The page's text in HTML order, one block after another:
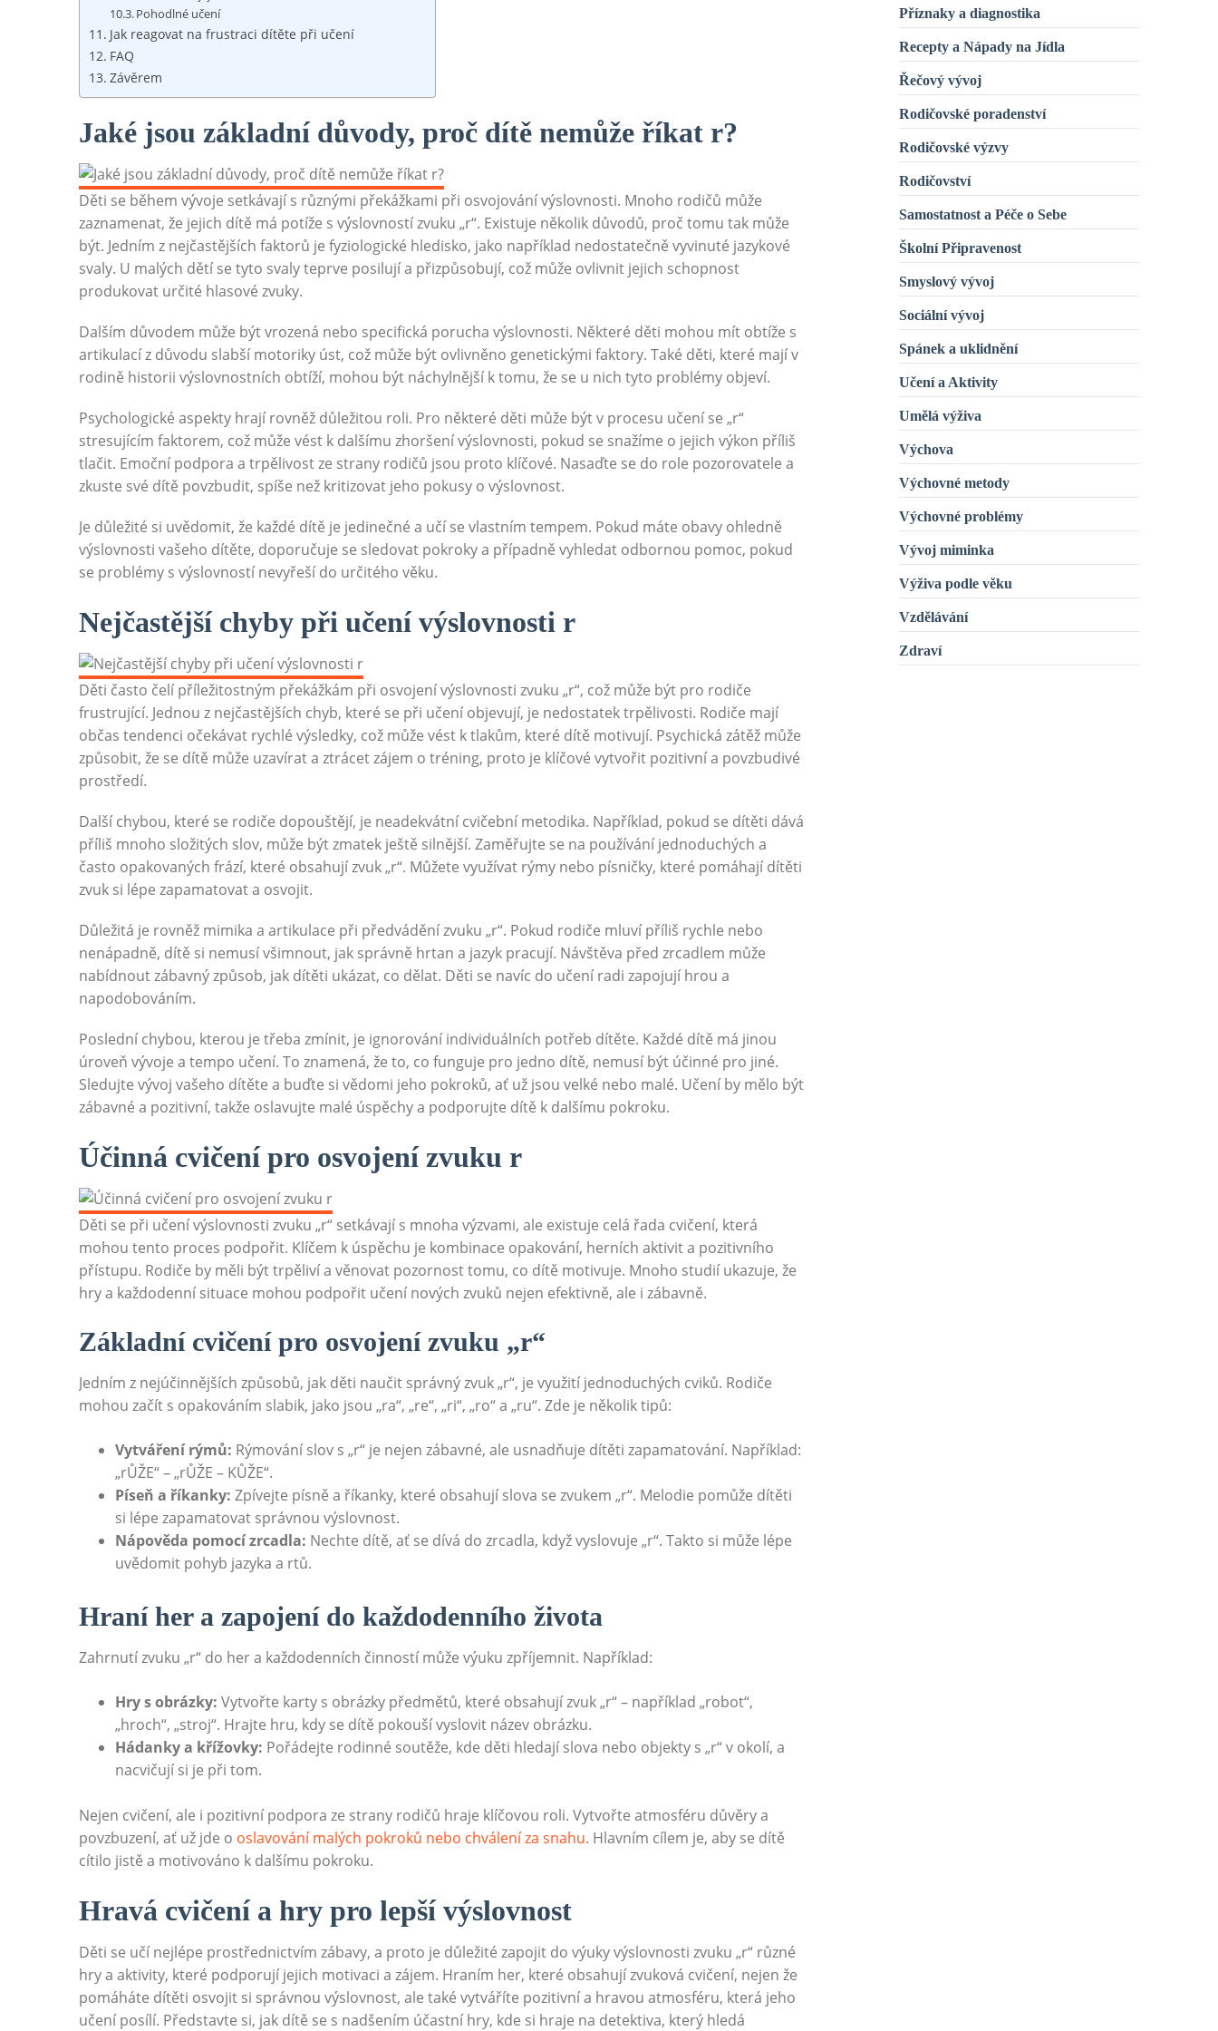
Pohodlné učení
Jak reagovat na frustraci dítěte při učení
FAQ
Závěrem
Jaké jsou základní důvody, proč dítě nemůže říkat r?
Děti se během vývoje setkávají s různými překážkami při osvojování výslovnosti. Mnoho rodičů může
zaznamenat, že jejich dítě má potíže s výslovností zvuku „r“. Existuje několik důvodů, proč tomu tak může
být. Jedním z nejčastějších faktorů je fyziologické hledisko, jako například nedostatečně vyvinuté jazykové
svaly. U malých dětí se tyto svaly teprve posilují a přizpůsobují, což může ovlivnit jejich schopnost
produkovat určité hlasové zvuky.
Dalším důvodem může být vrozená nebo specifická porucha výslovnosti. Některé děti mohou mít obtíže s
artikulací z důvodu slabší motoriky úst, což může být ovlivněno genetickými faktory. Také děti, které mají v
rodině historii výslovnostních obtíží, mohou být náchylnější k tomu, že se u nich tyto problémy objeví.
Psychologické aspekty hrají rovněž důležitou roli. Pro některé děti může být v procesu učení se „r“
stresujícím faktorem, což může vést k dalšímu zhoršení výslovnosti, pokud se snažíme o jejich výkon příliš
tlačit. Emoční podpora a trpělivost ze strany rodičů jsou proto klíčové. Nasaďte se do role pozorovatele a
zkuste své dítě povzbudit, spíše než kritizovat jeho pokusy o výslovnost.
Je důležité si uvědomit, že každé dítě je jedinečné a učí se vlastním tempem. Pokud máte obavy ohledně
výslovnosti vašeho dítěte, doporučuje se sledovat pokroky a případně vyhledat odbornou pomoc, pokud
se problémy s výslovností nevyřeší do určitého věku.
Nejčastější chyby při učení výslovnosti r
Děti často čelí příležitostným překážkám při osvojení výslovnosti zvuku „r“, což může být pro rodiče
frustrující. Jednou z nejčastějších chyb, které se při učení objevují, je nedostatek trpělivosti. Rodiče mají
občas tendenci očekávat rychlé výsledky, což může vést k tlakům, které dítě motivují. Psychická zátěž může
způsobit, že se dítě může uzavírat a ztrácet zájem o tréning, proto je klíčové vytvořit pozitivní a povzbudivé
prostředí.
Další chybou, které se rodiče dopouštějí, je neadekvátní cvičební metodika. Například, pokud se dítěti dává
příliš mnoho složitých slov, může být zmatek ještě silnější. Zaměřujte se na používání jednoduchých a
často opakovaných frází, které obsahují zvuk „r“. Můžete využívat rýmy nebo písničky, které pomáhají dítěti
zvuk si lépe zapamatovat a osvojit.
Důležitá je rovněž mimika a artikulace při předvádění zvuku „r“. Pokud rodiče mluví příliš rychle nebo
nenápadně, dítě si nemusí všimnout, jak správně hrtan a jazyk pracují. Návštěva před zrcadlem může
nabídnout zábavný způsob, jak dítěti ukázat, co dělat. Děti se navíc do učení radi zapojují hrou a
napodobováním.
Poslední chybou, kterou je třeba zmínit, je ignorování individuálních potřeb dítěte. Každé dítě má jinou
úroveň vývoje a tempo učení. To znamená, že to, co funguje pro jedno dítě, nemusí být účinné pro jiné.
Sledujte vývoj vašeho dítěte a buďte si vědomi jeho pokroků, ať už jsou velké nebo malé. Učení by mělo být
zábavné a pozitivní, takže oslavujte malé úspěchy a podporujte dítě k dalšímu pokroku.
Účinná cvičení pro osvojení zvuku r
Děti se při učení výslovnosti zvuku „r“ setkávají s mnoha výzvami, ale existuje celá řada cvičení, která
mohou tento proces podpořit. Klíčem k úspěchu je kombinace opakování, herních aktivit a pozitivního
přístupu. Rodiče by měli být trpěliví a věnovat pozornost tomu, co dítě motivuje. Mnoho studií ukazuje, že
hry a každodenní situace mohou podpořit učení nových zvuků nejen efektivně, ale i zábavně.
Základní cvičení pro osvojení zvuku „r“
Jedním z nejúčinnějších způsobů, jak děti naučit správný zvuk „r“, je využití jednoduchých cviků. Rodiče
mohou začít s opakováním slabik, jako jsou „ra“, „re“, „ri“, „ro“ a „ru“. Zde je několik tipů:
Vytváření rýmů: Rýmování slov s „r“ je nejen zábavné, ale usnadňuje dítěti zapamatování. Například:
„rŮŽE“ – „rŮŽE – KŮŽE“.
Píseň a říkanky: Zpívejte písně a říkanky, které obsahují slova se zvukem „r“. Melodie pomůže dítěti
si lépe zapamatovat správnou výslovnost.
Nápověda pomocí zrcadla: Nechte dítě, ať se dívá do zrcadla, když vyslovuje „r“. Takto si může lépe
uvědomit pohyb jazyka a rtů.
Hraní her a zapojení do každodenního života
Zahrnutí zvuku „r“ do her a každodenních činností může výuku zpříjemnit. Například:
Hry s obrázky: Vytvořte karty s obrázky předmětů, které obsahují zvuk „r“ – například „robot“,
„hroch“, „stroj“. Hrajte hru, kdy se dítě pokouší vyslovit název obrázku.
Hádanky a křížovky: Pořádejte rodinné soutěže, kde děti hledají slova nebo objekty s „r“ v okolí, a
nacvičují si je při tom.
Nejen cvičení, ale i pozitivní podpora ze strany rodičů hraje klíčovou roli. Vytvořte atmosféru důvěry a
povzbuzení, ať už jde o oslavování malých pokroků nebo chválení za snahu. Hlavním cílem je, aby se dítě
cítilo jistě a motivováno k dalšímu pokroku.
Hravá cvičení a hry pro lepší výslovnost
Děti se učí nejlépe prostřednictvím zábavy, a proto je důležité zapojit do výuky výslovnosti zvuku „r“ různé
hry a aktivity, které podporují jejich motivaci a zájem. Hraním her, které obsahují zvuková cvičení, nejen že
pomáháte dítěti osvojit si správnou výslovnost, ale také vytváříte pozitivní a hravou atmosféru, která jeho
učení posílí. Představte si, jak dítě se s nadšením účastní hry, kde si hraje na detektiva, který hledá
Příznaky a diagnostika
Recepty a Nápady na Jídla
Řečový vývoj
Rodičovské poradenství
Rodičovské výzvy
Rodičovství
Samostatnost a Péče o Sebe
Školní Připravenost
Smyslový vývoj
Sociální vývoj
Spánek a uklidnění
Učení a Aktivity
Umělá výživa
Výchova
Výchovné metody
Výchovné problémy
Vývoj miminka
Výživa podle věku
Vzdělávání
Zdraví